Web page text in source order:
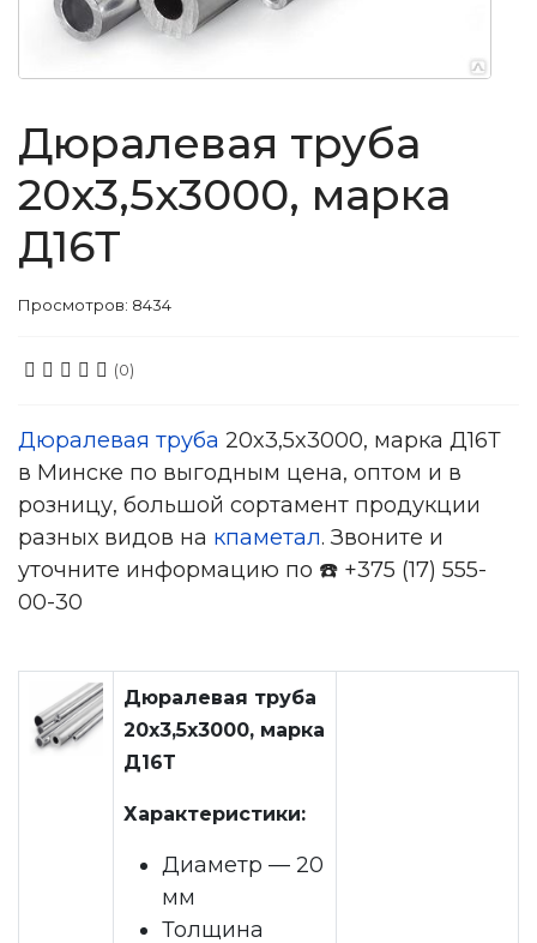
Дюралевая труба
20x3,5x3000, марка
Д16Т
Просмотров: 8434
(0)
Дюралевая труба 20x3,5x3000, марка Д16Т
в Минске по выгодным цена, оптом и в
розницу, большой сортамент продукции
разных видов на кпаметал. Звоните и
уточните информацию по ☎️ +375 (17) 555-
00-30
Дюралевая труба
20x3,5x3000, марка
Д16Т
Характеристики:
Диаметр — 20
мм
Толщина